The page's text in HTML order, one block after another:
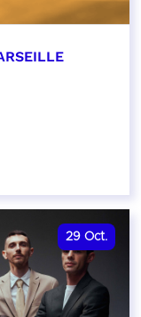
29 Oct.